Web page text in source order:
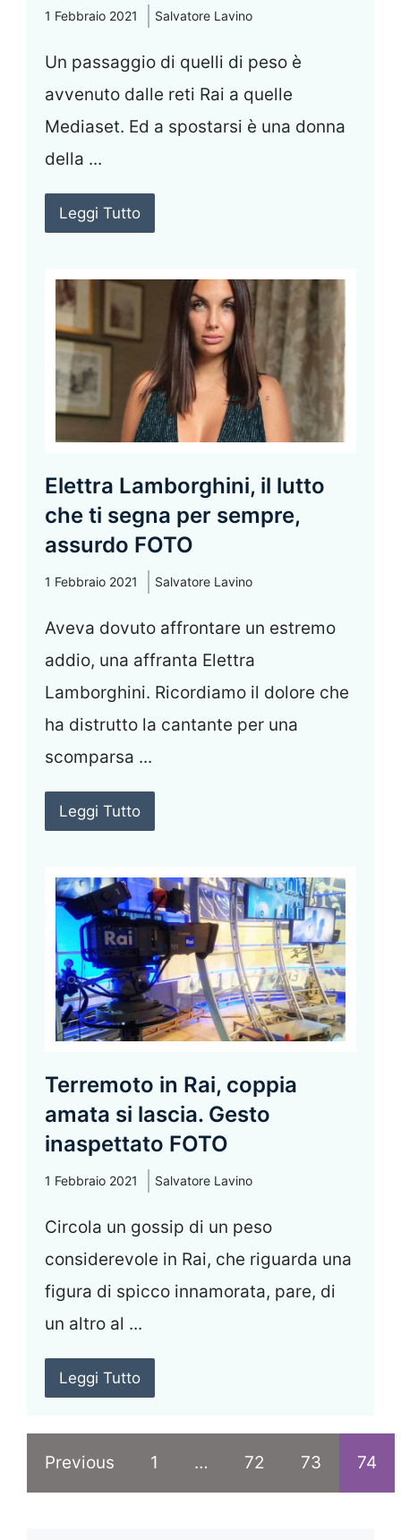
1 Febbraio 2021 Salvatore Lavino
Un passaggio di quelli di peso è
avvenuto dalle reti Rai a quelle
Mediaset. Ed a spostarsi è una donna
della ...
Leggi Tutto
Elettra Lamborghini, il lutto
che ti segna per sempre,
assurdo FOTO
1 Febbraio 2021 Salvatore Lavino
Aveva dovuto affrontare un estremo
addio, una affranta Elettra
Lamborghini. Ricordiamo il dolore che
ha distrutto la cantante per una
scomparsa ...
Leggi Tutto
Terremoto in Rai, coppia
amata si lascia. Gesto
inaspettato FOTO
1 Febbraio 2021 Salvatore Lavino
Circola un gossip di un peso
considerevole in Rai, che riguarda una
figura di spicco innamorata, pare, di
un altro al ...
Leggi Tutto
Previous 1 … 72 73 74